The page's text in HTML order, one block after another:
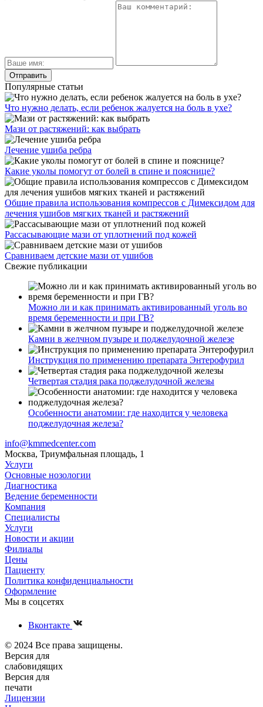
Популярные статьи
Что нужно делать, если ребенок жалуется на боль в ухе?
Мази от растяжений: как выбрать
Лечение ушиба ребра
Какие уколы помогут от болей в спине и пояснице?
Общие правила использования компрессов с Димексидом для
лечения ушибов мягких тканей и растяжений
Рассасывающие мази от уплотнений под кожей
Сравниваем детские мази от ушибов
Свежие публикации
Можно ли и как принимать активированный уголь во
время беременности и при ГВ?
Камни в желчном пузыре и поджелудочной железе
Инструкция по применению препарата Энтерофурил
Четвертая стадия рака поджелудочной железы
Особенности анатомии: где находится у человека
поджелудочная железа?
info@kmmedcenter.com
Москва, Триумфальная площадь, 1
Услуги
Основные нозологии
Диагностика
Ведение беременности
Компания
Специалисты
Услуги
Новости и акции
Филиалы
Цены
Пациенту
Политика конфиденциальности
Оформление
Мы в соцсетях
Вконтакте
© 2024 Все права защищены.
Версия для
слабовидящих
Версия для
печати
Лицензии